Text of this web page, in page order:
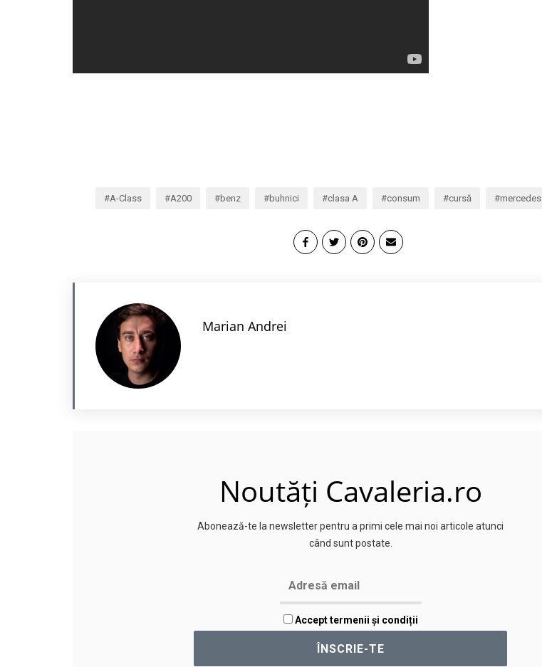
A-Class A200 benz buhnici clasa A consum cursă mercedes
Marian Andrei
Noutăți Cavaleria.ro
Abonează-te la newsletter pentru a primi cele mai noi articole atunci
când sunt postate.
Accept termenii și condiții